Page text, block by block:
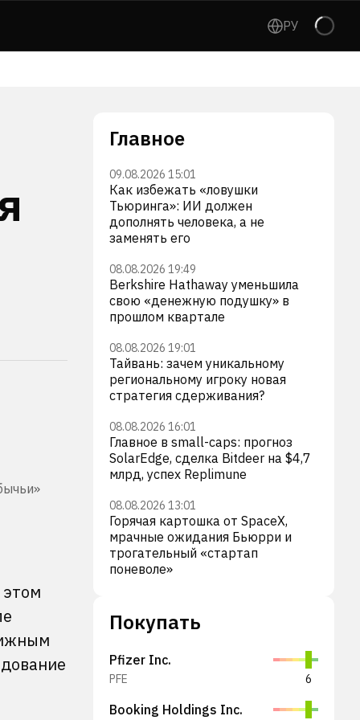
РУ
Главное
09.08.2026 15:01
Как избежать «ловушки
Тьюринга»: ИИ должен
дополнять человека, а не
заменять его
08.08.2026 19:49
Berkshire Hathaway уменьшила
свою «денежную подушку» в
прошлом квартале
08.08.2026 19:01
Тайвань: зачем уникальному
региональному игроку новая
стратегия сдерживания?
08.08.2026 16:01
Главное в small-caps: прогноз
SolarEdge, сделка Bitdeer на $4,7
млрд, успех Replimune
08.08.2026 13:01
Горячая картошка от SpaceX,
мрачные ожидания Бьюрри и
трогательный «стартап
поневоле»
Покупать
Pfizer Inc.
PFE 6
Booking Holdings Inc.